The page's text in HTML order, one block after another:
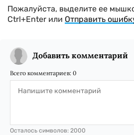
Пожалуйста, выделите ее
Ctrl+Enter или Отправить
Добавить комментарий
Всего комментариев: 0
Осталось символов: 2000